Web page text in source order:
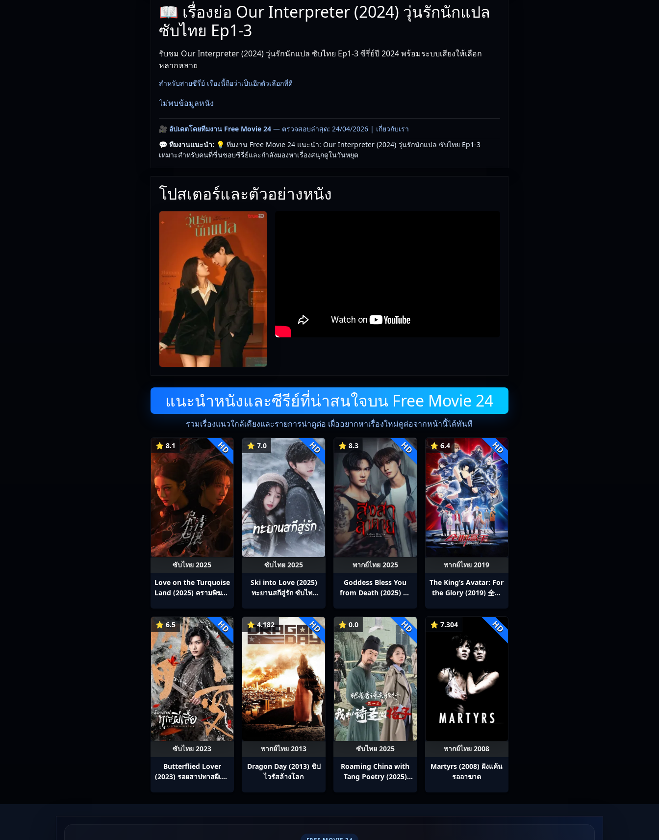
📖 เรื่องย่อ Our Interpreter (2024) วุ่นรักนักแปล
ซับไทย Ep1-3
รับชม Our Interpreter (2024) วุ่นรักนักแปล ซับไทย Ep1-3 ซีรี่ย์ปี 2024 พร้อมระบบเสียงให้เลือก
หลากหลาย
สำหรับสายซีรี่ย์ เรื่องนี้ถือว่าเป็นอีกตัวเลือกที่ดี
ไม่พบข้อมูลหนัง
🎥 อัปเดตโดยทีมงาน Free Movie 24— ตรวจสอบล่าสุด: 24/04/2026 | เกี่ยวกับเรา
💬 ทีมงานแนะนำ: 💡 ทีมงาน Free Movie 24 แนะนำ: Our Interpreter (2024) วุ่นรักนักแปล ซับไทย Ep1-3
เหมาะสำหรับคนที่ชื่นชอบซีรี่ย์และกำลังมองหาเรื่องสนุกดูในวันหยุด
โปสเตอร์และตัวอย่างหนัง
แนะนำหนังและซีรีย์ที่น่าสนใจบน Free Movie 24
รวมเรื่องแนวใกล้เคียงและรายการน่าดูต่อ เผื่ออยากหาเรื่องใหม่ดูต่อจากหน้านี้ได้ทันที
⭐ 8.1 HD
ซับไทย 2025
Love on the Turquoise
Land (2025) ครามพิฆาต
⭐ 7.0 HD
ซับไทย 2025
Ski into Love (2025)
ทะยานสกีสู่รัก ซับไทย
⭐ 8.3 HD
พากย์ไทย 2025
Goddess Bless You
from Death (2025) สิง
⭐ 6.4 HD
พากย์ไทย 2019
The King’s Avatar: For
the Glory (2019) 全职
⭐ 6.5 HD
ซับไทย 2023
Butterflied Lover
(2023) รอยสาปทาสผีเสื้อ
⭐ 4.182 HD
พากย์ไทย 2013
Dragon Day (2013) ชิป
ไวรัสล้างโลก
⭐ 0.0 HD
ซับไทย 2025
Roaming China with
Tang Poetry (2025)
Ep1-12
⭐ 7.304 HD
พากย์ไทย 2008
Martyrs (2008) ฝังแค้น
รออาฆาต